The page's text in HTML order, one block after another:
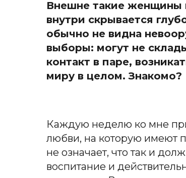
Внешне такие женщины
внутри скрывается
обычно не видна
выборы: могут не
контакт в паре,
миру в целом. Знакомо?
Каждую неделю ко мне
любви, на которую имеют
не означает, что так и
воспитание и